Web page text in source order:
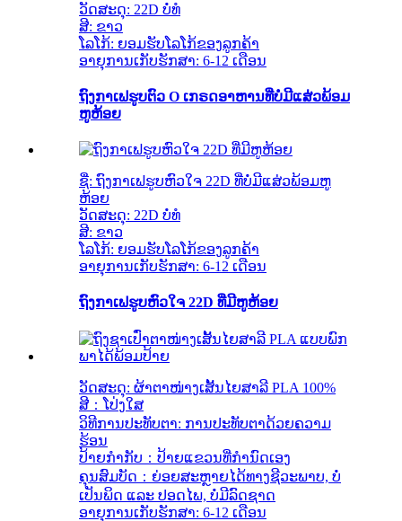
ວັດສະດຸ: 22D ບໍ່ທໍ
ສີ: ຂາວ
ໂລໂກ້: ຍອມຮັບໂລໂກ້ຂອງລູກຄ້າ
ອາຍຸການເກັບຮັກສາ: 6-12 ເດືອນ
ຖົງກາເຟຮູບຕົວ O ເກຣດອາຫານທີ່ບໍ່ມີແສ່ວພ້ອມ
ຫູຫ້ອຍ
ຊື່: ຖົງກາເຟຮູບຫົວໃຈ 22D ທີ່ບໍ່ມີແສ່ວພ້ອມຫູ
ຫ້ອຍ
ວັດສະດຸ: 22D ບໍ່ທໍ
ສີ: ຂາວ
ໂລໂກ້: ຍອມຮັບໂລໂກ້ຂອງລູກຄ້າ
ອາຍຸການເກັບຮັກສາ: 6-12 ເດືອນ
ຖົງກາເຟຮູບຫົວໃຈ 22D ທີ່ມີຫູຫ້ອຍ
ວັດສະດຸ: ຜ້າຕາໜ່າງເສັ້ນໄຍສາລີ PLA 100%
ສີ：ໂປ່ງໃສ
ວິທີການປະທັບຕາ: ການປະທັບຕາດ້ວຍຄວາມ
ຮ້ອນ
ປ້າຍກຳກັບ：ປ້າຍແຂວນທີ່ກຳນົດເອງ
ຄຸນສົມບັດ：ຍ່ອຍສະຫຼາຍໄດ້ທາງຊີວະພາບ, ບໍ່
ເປັນພິດ ແລະ ປອດໄພ, ບໍ່ມີລົດຊາດ
ອາຍຸການເກັບຮັກສາ: 6-12 ເດືອນ